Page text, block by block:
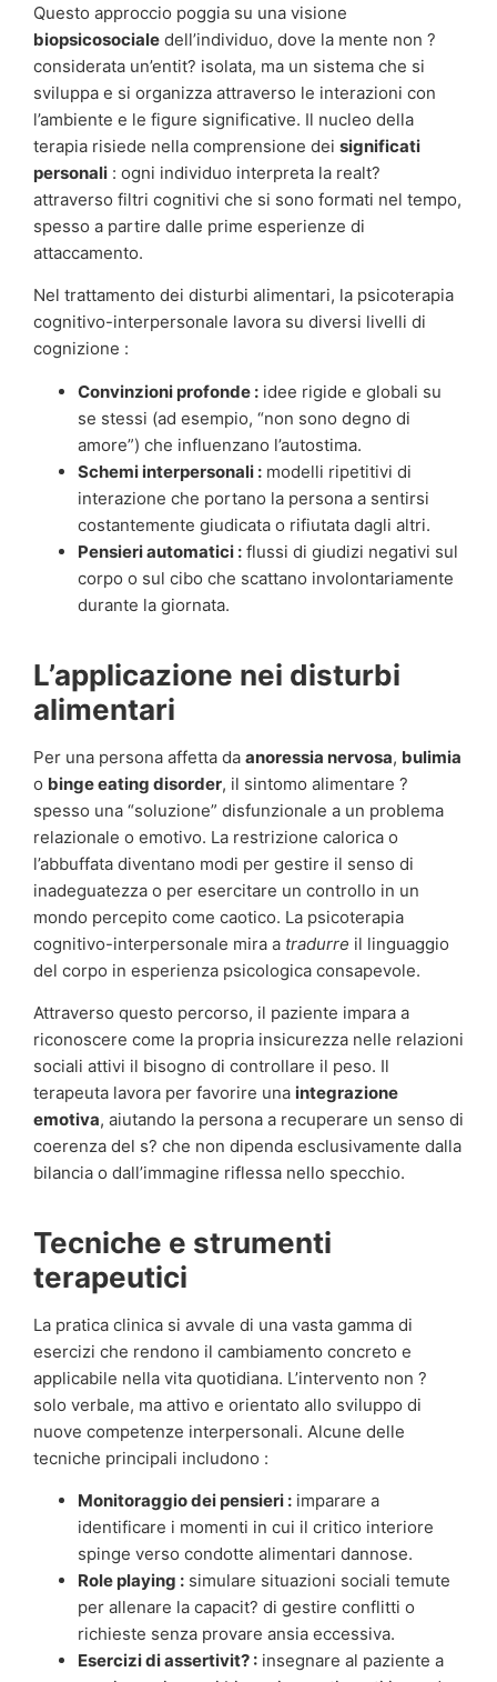
Questo approccio poggia su una visione
biopsicosociale dell’individuo, dove la mente non ?
considerata un’entit? isolata, ma un sistema che si
sviluppa e si organizza attraverso le interazioni con
l’ambiente e le figure significative. Il nucleo della
terapia risiede nella comprensione dei significati
personali : ogni individuo interpreta la realt?
attraverso filtri cognitivi che si sono formati nel tempo,
spesso a partire dalle prime esperienze di
attaccamento.
Nel trattamento dei disturbi alimentari, la psicoterapia
cognitivo-interpersonale lavora su diversi livelli di
cognizione :
Convinzioni profonde : idee rigide e globali su
se stessi (ad esempio, “non sono degno di
amore”) che influenzano l’autostima.
Schemi interpersonali : modelli ripetitivi di
interazione che portano la persona a sentirsi
costantemente giudicata o rifiutata dagli altri.
Pensieri automatici : flussi di giudizi negativi sul
corpo o sul cibo che scattano involontariamente
durante la giornata.
L’applicazione nei disturbi
alimentari
Per una persona affetta da anoressia nervosa, bulimia
o binge eating disorder, il sintomo alimentare ?
spesso una “soluzione” disfunzionale a un problema
relazionale o emotivo. La restrizione calorica o
l’abbuffata diventano modi per gestire il senso di
inadeguatezza o per esercitare un controllo in un
mondo percepito come caotico. La psicoterapia
cognitivo-interpersonale mira a tradurre il linguaggio
del corpo in esperienza psicologica consapevole.
Attraverso questo percorso, il paziente impara a
riconoscere come la propria insicurezza nelle relazioni
sociali attivi il bisogno di controllare il peso. Il
terapeuta lavora per favorire una integrazione
emotiva, aiutando la persona a recuperare un senso di
coerenza del s? che non dipenda esclusivamente dalla
bilancia o dall’immagine riflessa nello specchio.
Tecniche e strumenti
terapeutici
La pratica clinica si avvale di una vasta gamma di
esercizi che rendono il cambiamento concreto e
applicabile nella vita quotidiana. L’intervento non ?
solo verbale, ma attivo e orientato allo sviluppo di
nuove competenze interpersonali. Alcune delle
tecniche principali includono :
Monitoraggio dei pensieri : imparare a
identificare i momenti in cui il critico interiore
spinge verso condotte alimentari dannose.
Role playing : simulare situazioni sociali temute
per allenare la capacit? di gestire conflitti o
richieste senza provare ansia eccessiva.
Esercizi di assertivit? : insegnare al paziente a